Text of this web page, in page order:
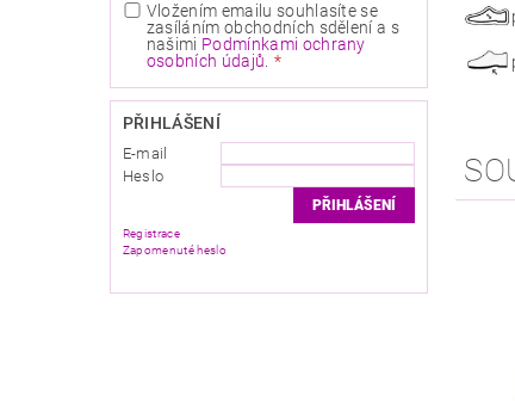
Vložením emailu souhlasíte se
zasíláním obchodních sdělení a s
našimi Podmínkami ochrany
osobních údajů
PŘIHLÁŠENÍ
E-mail
Heslo
Registrace
Zapomenuté heslo